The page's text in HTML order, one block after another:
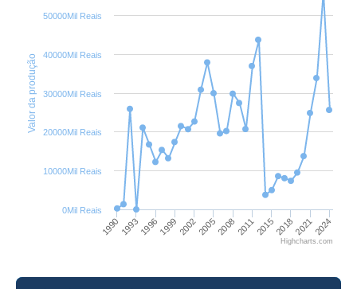
Valor da produção
1990 1996 2002 2008 2015 2021
1993 1999 2005 2011 2018 2024
0Mil Reais
10000Mil Reais
20000Mil Reais
30000Mil Reais
40000Mil Reais
50000Mil Reais
Highcharts.com